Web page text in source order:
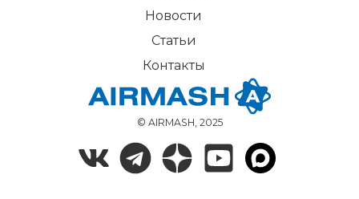
© AIRMASH, 2025
Новости
Статьи
Контакты